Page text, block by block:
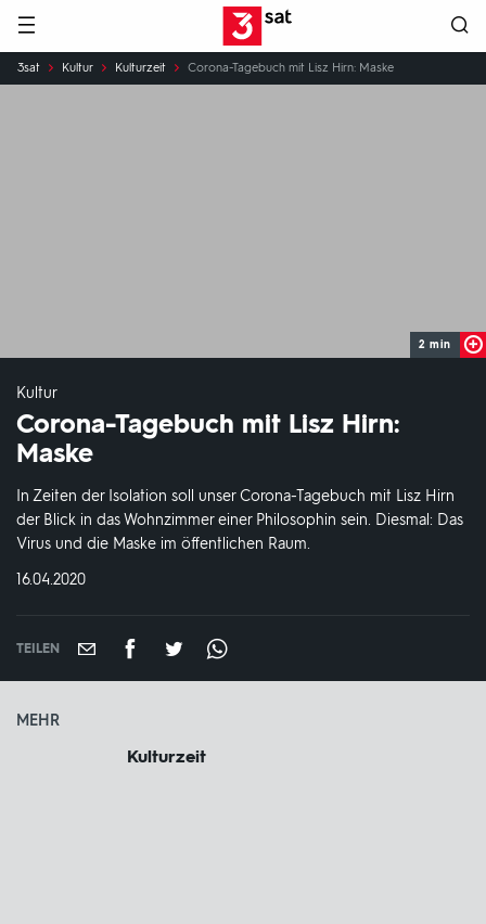
Hauptnavigation 3SAT
Sie
sind
3sat Kultur Kulturzeit Corona-Tagebuch mit Lisz Hirn: Maske
2 min
Kultur
Corona-Tagebuch mit Lisz Hirn:
Maske
In Zeiten der Isolation soll unser Corona-Tagebuch mit Lisz Hirn
der Blick in das Wohnzimmer einer Philosophin sein. Diesmal: Das
Virus und die Maske im öffentlichen Raum.
DATUM:
16.04.2020
TEILEN
MEHR
Kulturzeit